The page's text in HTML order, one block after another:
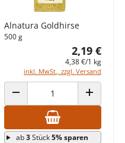
Alnatura Goldhirse
500 g
2,19 €
4,38 €/1 kg
inkl. MwSt., zzgl. Versand
ANZAHL VERRINGERN ANZAHL
ab3Stück5% sparen